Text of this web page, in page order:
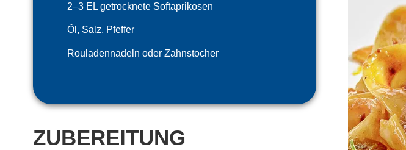
2–3 EL getrocknete Softaprikosen
Öl, Salz, Pfeffer
Rouladennadeln oder Zahnstocher
ZUBEREITUNG